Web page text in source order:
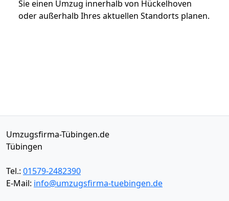
Sie einen Umzug innerhalb von Hückelhoven
oder außerhalb Ihres aktuellen Standorts planen.
Umzugsfirma-Tübingen.de
Tübingen
Tel.: 01579-2482390
E-Mail: info@umzugsfirma-tuebingen.de